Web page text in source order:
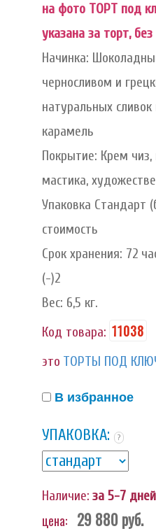
на фото ТОРТ под
указана за торт,
Начинка:
черносливом и
натуральных
карамель
Покрытие: Крем чиз,
мастика,
Упаковка Стандарт
стоимость
Срок хранения: 72
(-)2
Вес: 6,5 кг.
Код товара: 11038
это ТОРТЫ ПОД
В избранное
УПАКОВКА: ?
Наличие: за 5-7 дней
цена: 29 880руб.